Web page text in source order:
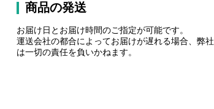
商品の発送
お届け日とお届け時間のご指定が可能です。
運送会社の都合によってお届けが遅れる場合、弊社
は一切の責任を負いかねます。